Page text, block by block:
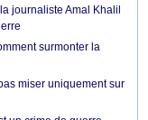
journaliste Amal Khalil
surmonter la
miser uniquement sur